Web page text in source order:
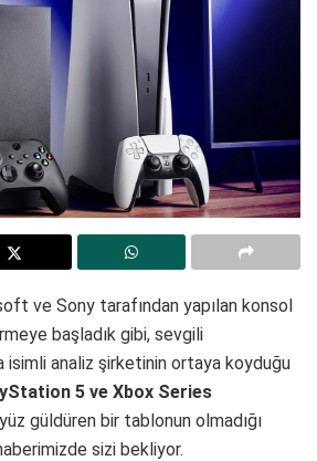
ve Sony tarafından yapılan konsol
başladık gibi, sevgili
isimli analiz şirketinin ortaya koyduğu
5 ve Xbox Series
güldüren bir tablonun olmadığı
sizi bekliyor.